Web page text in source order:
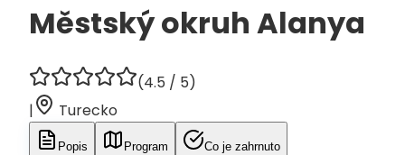
Městský okruh Alanya
(4.5 / 5)
|
Turecko
Popis Program Co je zahrnuto